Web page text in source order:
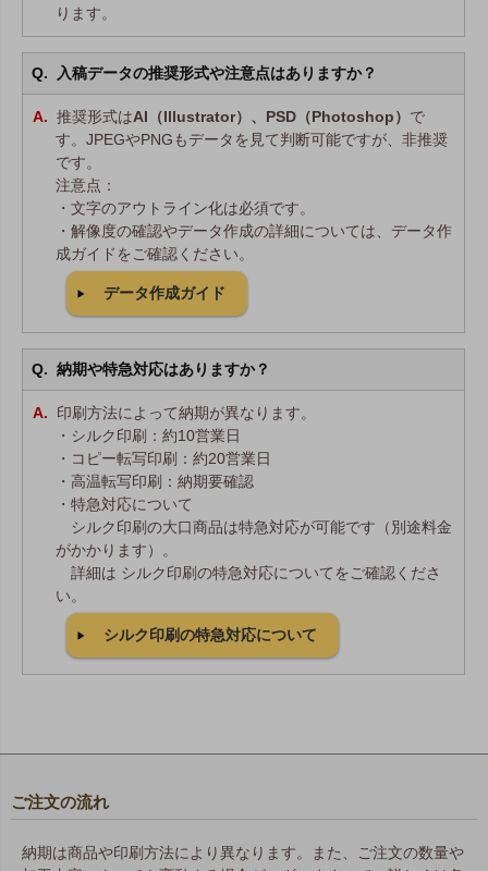
ります。
入稿データの推奨形式や注意点はありますか？
推奨形式はAI（Illustrator）、PSD（Photoshop） で
す。JPEGやPNGもデータを見て判断可能ですが、非推奨
です。
注意点：
・文字のアウトライン化は必須です。
・解像度の確認やデータ作成の詳細については、データ作
成ガイドをご確認ください。
データ作成ガイド
納期や特急対応はありますか？
印刷方法によって納期が異なります。
・シルク印刷：約10営業日
・コピー転写印刷：約20営業日
・高温転写印刷：納期要確認
・特急対応について
シルク印刷の大口商品は特急対応が可能です（別途料金
がかかります）。
詳細は シルク印刷の特急対応についてをご確認くださ
い。
シルク印刷の特急対応について
ご注文の流れ
納期は商品や印刷方法により異なります。また、ご注文の数量や